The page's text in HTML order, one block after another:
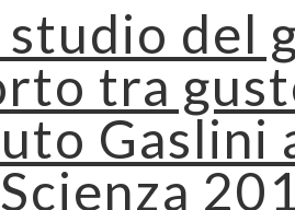
del
tra
Gaslini